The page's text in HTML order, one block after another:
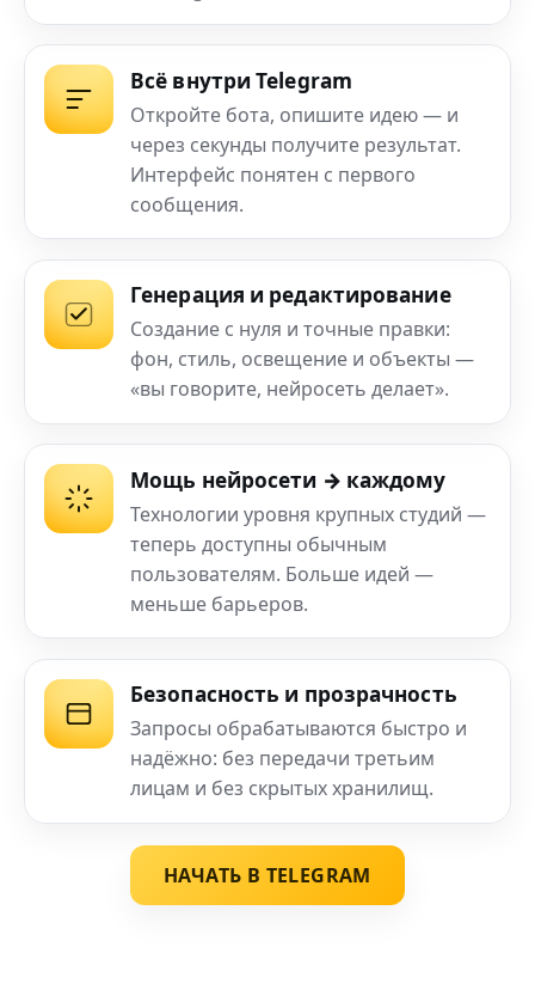
Всё внутри Telegram
Откройте бота, опишите идею — и
через секунды получите результат.
Интерфейс понятен с первого
сообщения.
Генерация и редактирование
Создание с нуля и точные правки:
фон, стиль, освещение и объекты —
«вы говорите, нейросеть делает».
Мощь нейросети → каждому
Технологии уровня крупных студий —
теперь доступны обычным
пользователям. Больше идей —
меньше барьеров.
Безопасность и прозрачность
Запросы обрабатываются быстро и
надёжно: без передачи третьим
лицам и без скрытых хранилищ.
НАЧАТЬ В TELEGRAM